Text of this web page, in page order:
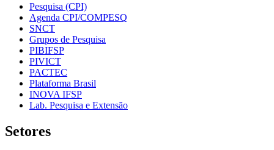
Pesquisa (CPI)
Agenda CPI/COMPESQ
SNCT
Grupos de Pesquisa
PIBIFSP
PIVICT
PACTEC
Plataforma Brasil
INOVA IFSP
Lab. Pesquisa e Extensão
Setores